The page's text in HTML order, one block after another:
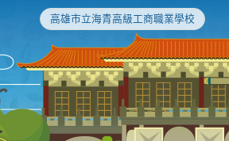
高雄市立海青高級工商職業學校